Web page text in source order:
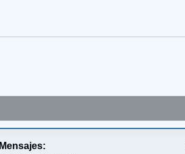
Mensajes: